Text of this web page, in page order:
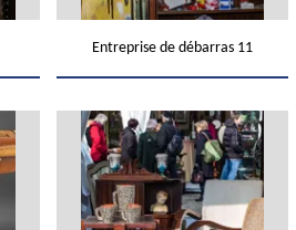
Entreprise de débarras 11